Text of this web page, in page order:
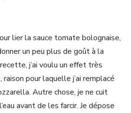
lier la sauce tomate bolognaise,
un peu plus de goût à la
j’ai voulu un effet très
pour laquelle j’ai remplacé
Autre chose, je ne cuit
avant de les farcir. Je dépose